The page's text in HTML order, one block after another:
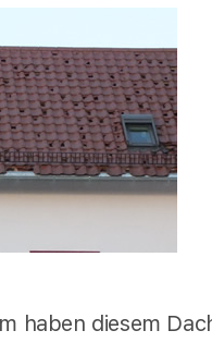
haben diesem